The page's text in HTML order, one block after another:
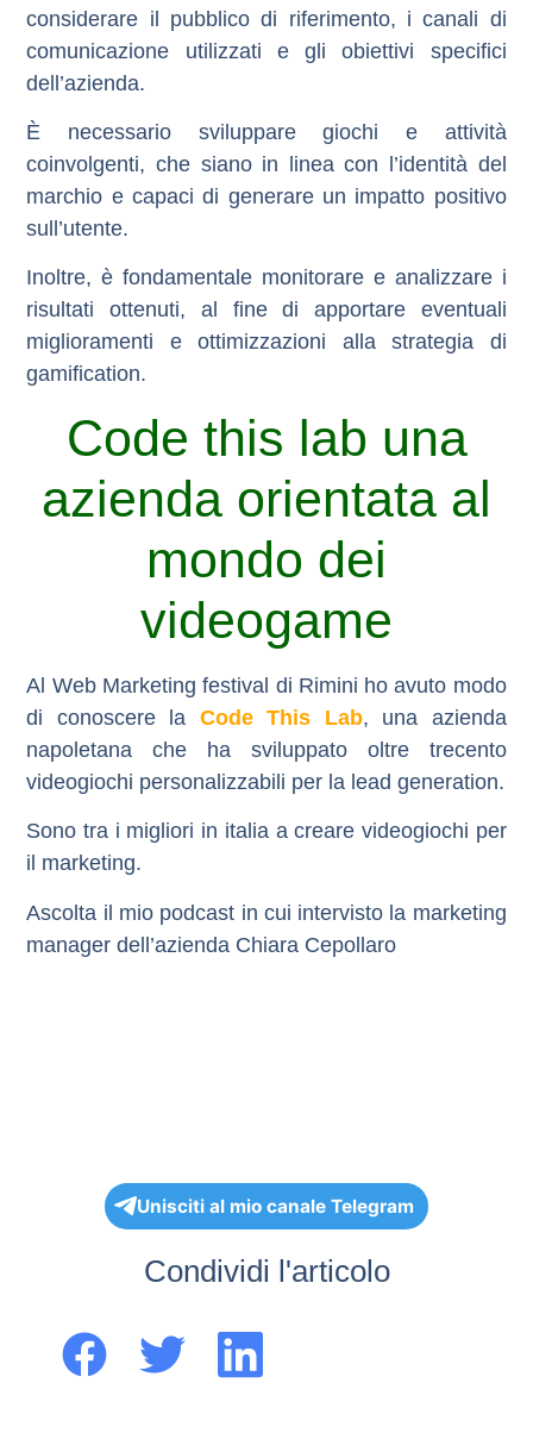
considerare il pubblico di riferimento, i canali di
comunicazione utilizzati e gli obiettivi specifici
dell’azienda.
È necessario sviluppare giochi e attività
coinvolgenti, che siano in linea con l’identità del
marchio e capaci di generare un impatto positivo
sull’utente.
Inoltre, è fondamentale monitorare e analizzare i
risultati ottenuti, al fine di apportare eventuali
miglioramenti e ottimizzazioni alla strategia di
gamification.
Code this lab una
azienda orientata al
mondo dei
videogame
Al Web Marketing festival di Rimini ho avuto modo
di conoscere la Code This Lab, una azienda
napoletana che ha sviluppato oltre trecento
videogiochi personalizzabili per la lead generation.
Sono tra i migliori in italia a creare videogiochi per
il marketing.
Ascolta il mio podcast in cui intervisto la marketing
manager dell’azienda Chiara Cepollaro
Unisciti al mio canale Telegram
Condividi l'articolo